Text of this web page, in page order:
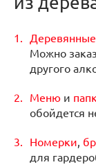
Можно
другого
Менюи
обойдется
Номерки,
для